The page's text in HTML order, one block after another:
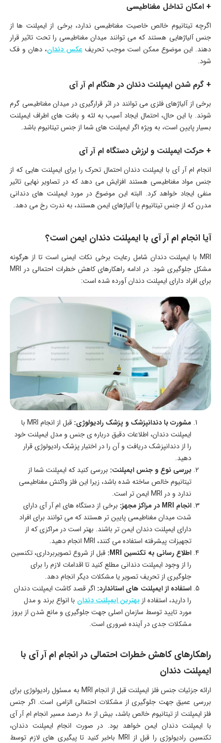
+ امکان تداخل مغناطیسی
اگرچه تیتانیوم خالص خاصیت مغناطیسی ندارد، برخی از ایمپلنت ها از
جنس آلیاژهایی هستند که می توانند میدان مغناطیسی را تحت تاثیر قرار
دهند. این موضوع ممکن است موجب تحریف عکس دندان، دهان و فک
شود.
+ گرم شدن ایمپلنت دندان در هنگام ام آر آی
برخی از آلیاژهای فلزی می توانند در اثر قرارگیری در میدان مغناطیسی گرم
شوند. با این حال، احتمال ایجاد آسیب به لثه و بافت های اطراف ایمپلنت
بسیار پایین است، به ویژه اگر ایمپلنت های شما از جنس تیتانیوم باشد.
+ حرکت ایمپلنت و لرزش دستگاه ام آر آی
انجام ام آر آی با ایمپلنت دندان احتمال تحرک را برای ایمپلنت هایی که از
جنس مواد مغناطیسی هستند افزایش می دهد که در تصاویر نهایی تاثیر
منفی ایجاد خواهد کرد. البته این موضوع در مورد ایمپلنت های دندانی
مدرن که از جنس تیتانیوم یا آلیاژهای ایمن هستند، به ندرت رخ می دهد.
آیا انجام ام آر آی با ایمپلنت دندان ایمن است؟
MRI با ایمپلنت دندان شامل رعایت برخی نکات ایمنی است تا از هرگونه
مشکل جلوگیری شود. در ادامه راهکارهای کاهش خطرات احتمالی در MRI
برای افراد دارای ایمپلنت دندان آورده شده است:
مشورت با دندانپزشک و پزشک رادیولوژی:
قبل از انجام MRI با
ایمپلنت دندان، اطلاعات دقیق درباره ی جنس و مدل ایمپلنت خود
را از دندانپزشک دریافت و آن را در اختیار پزشک رادیولوژی قرار
دهید.
بررسی نوع و جنس ایمپلنت: بررسی کنید که ایمپلنت شما از
تیتانیوم خالص ساخته شده باشد، زیرا این فلز واکنش مغناطیسی
ندارد و در MRI ایمن تر است.
انجام MRI در مراکز مجهز:
برخی از دستگاه های ام آر آی دارای
شدت میدان مغناطیسی پایین تر هستند که می توانند برای افراد
دارای ایمپلنت دندان ایمن تر باشند. بهتر است در مراکزی که از
تجهیزات پیشرفته استفاده می کنند، MRI انجام دهید.
اطلاع رسانی به تکنسین MRI:
قبل از شروع تصویربرداری، تکنسین
را از وجود ایمپلنت دندانی مطلع کنید تا اقدامات لازم را برای
جلوگیری از تحریف تصویر یا مشکلات دیگر انجام دهد.
استفاده از ایمپلنت های استاندارد: اگر قصد کاشت ایمپلنت دندان
را دارید، استفاده از بهترین ایمپلنت دندان با انواع برند و مدل
مورد تایید توسط سازمان اصلی جهت جلوگیری و مانع شدن از بروز
مشکلات جدی در آینده ضروری است.
راهکارهای کاهش خطرات احتمالی در انجام ام آر آی با
ایمپلنت دندان
ارائه جزئیات جنس فلز ایمپلنت قبل از انجام MRI به مسئول رادیولوژی برای
بررسی عمیق جهت جلوگیری از مشکلات احتمالی الزامی است. اگر جنس
فلز ایمپلنت از تیتانیوم خالص باشد، بیش از 80 درصد مسیر انجام ام آر آی
با ایمپلنت دندان ایمن خواهد بود. در صورت انجام ایمپلنت دندان،
تکنسین رادیولوژی را قبل از MRI باخبر کنید تا پیگیری های لازم توسط